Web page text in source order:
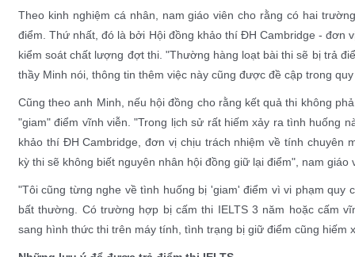
Theo kinh nghiệm cá nhân, nam giáo viên cho rằng có hai
điểm. Thứ nhất, đó là bởi Hội đồng khảo thí ĐH Cambridge - đơn
kiểm soát chất lượng đợt thi. "Thường hàng loạt bài thi sẽ bị trả
thầy Minh nói, thông tin thêm việc này cũng được đề cập trong
Cũng theo anh Minh, nếu hội đồng cho rằng kết quả thi không
"giam" điểm vĩnh viễn. "Trong lịch sử rất hiếm xảy ra tình huống
khảo thí ĐH Cambridge, đơn vị chịu trách nhiệm về tính chuyên
kỳ thi sẽ không biết nguyên nhân hội đồng giữ lại điểm", nam giáo
"Tôi cũng từng nghe về tình huống bị 'giam' điểm vì vi phạm quy
bất thường. Có trường hợp bị cấm thi IELTS 3 năm hoặc cấm
sang hình thức thi trên máy tính, tình trạng bị giữ điểm cũng hiếm